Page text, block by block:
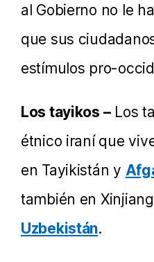
al Gobierno no le
que sus
estímulos pro-
Los tayikos –Los
étnico iraní que
en Tayikistán y
también en
Uzbekistán.